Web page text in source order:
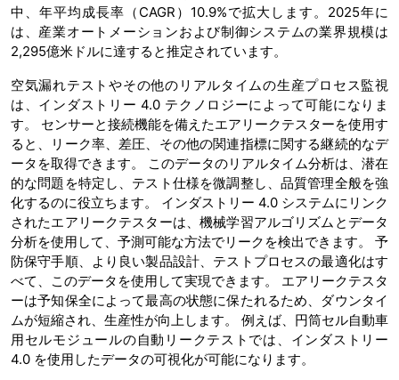
中、年平均成長率（CAGR）10.9%で拡大します。2025年に
は、産業オートメーションおよび制御システムの業界規模は
2,295億米ドルに達すると推定されています。
空気漏れテストやその他のリアルタイムの生産プロセス監視
は、インダストリー 4.0 テクノロジーによって可能になりま
す。 センサーと接続機能を備えたエアリークテスターを使用す
ると、リーク率、差圧、その他の関連指標に関する継続的なデ
ータを取得できます。 このデータのリアルタイム分析は、潜在
的な問題を特定し、テスト仕様を微調整し、品質管理全般を強
化するのに役立ちます。 インダストリー 4.0 システムにリンク
されたエアリークテスターは、機械学習アルゴリズムとデータ
分析を使用して、予測可能な方法でリークを検出できます。 予
防保守手順、より良い製品設計、テストプロセスの最適化はす
べて、このデータを使用して実現できます。 エアリークテスタ
ーは予知保全によって最高の状態に保たれるため、ダウンタイ
ムが短縮され、生産性が向上します。 例えば、円筒セル自動車
用セルモジュールの自動リークテストでは、インダストリー
4.0 を使用したデータの可視化が可能になります。